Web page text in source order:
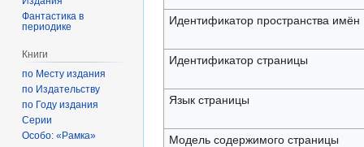
Идентификатор пространства имён
Идентификатор страницы
Язык страницы
Модель содержимого страницы
Фантастика в
периодике
Книги
по Месту издания
по Издательству
по Году издания
Серии
Особо: «Рамка»